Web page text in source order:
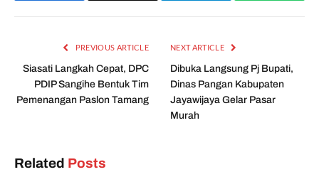
PREVIOUS ARTICLE
Siasati Langkah Cepat, DPC
PDIP Sangihe Bentuk Tim
Pemenangan Paslon Tamang
NEXT ARTICLE
Dibuka Langsung Pj Bupati,
Dinas Pangan Kabupaten
Jayawijaya Gelar Pasar
Murah
Related Posts